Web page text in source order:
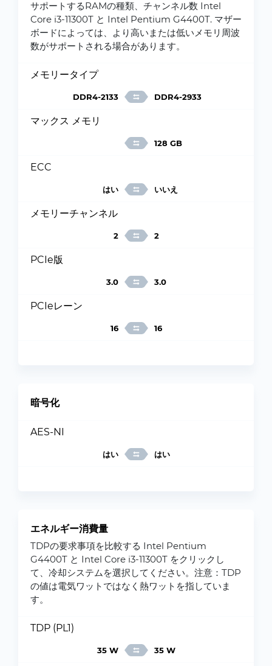
サポートするRAMの種類、チャンネル数 Intel
Core i3-11300T と Intel Pentium G4400T. マザー
ボードによっては、より高いまたは低いメモリ周波
数がサポートされる場合があります。
メモリータイプ
DDR4-2133 DDR4-2933
マックス メモリ
128 GB
ECC
はい いいえ
メモリーチャンネル
2 2
PCIe版
3.0 3.0
PCIeレーン
16 16
暗号化
AES-NI
はい はい
エネルギー消費量
TDPの要求事項を比較する Intel Pentium
G4400T と Intel Core i3-11300T をクリックし
て、冷却システムを選択してください。注意：TDP
の値は電気ワットではなく熱ワットを指していま
す。
TDP (PL1)
35 W 35 W